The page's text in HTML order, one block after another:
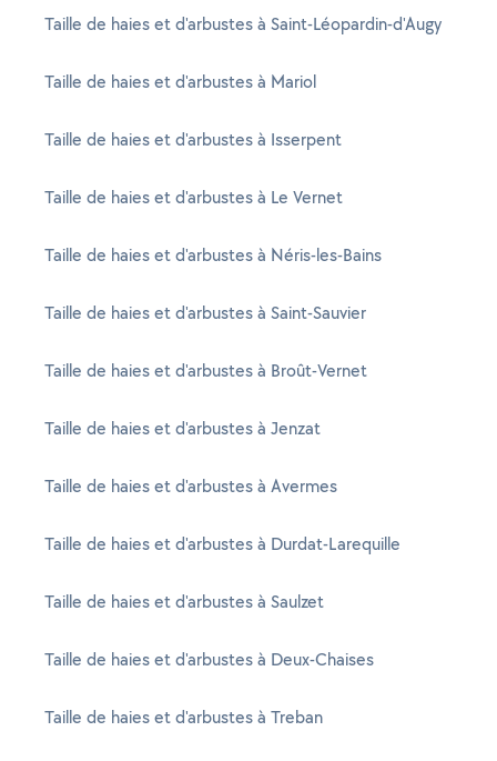
Taille de haies et d'arbustes à Saint-Léopardin-d'Augy
Taille de haies et d'arbustes à Mariol
Taille de haies et d'arbustes à Isserpent
Taille de haies et d'arbustes à Le Vernet
Taille de haies et d'arbustes à Néris-les-Bains
Taille de haies et d'arbustes à Saint-Sauvier
Taille de haies et d'arbustes à Broût-Vernet
Taille de haies et d'arbustes à Jenzat
Taille de haies et d'arbustes à Avermes
Taille de haies et d'arbustes à Durdat-Larequille
Taille de haies et d'arbustes à Saulzet
Taille de haies et d'arbustes à Deux-Chaises
Taille de haies et d'arbustes à Treban